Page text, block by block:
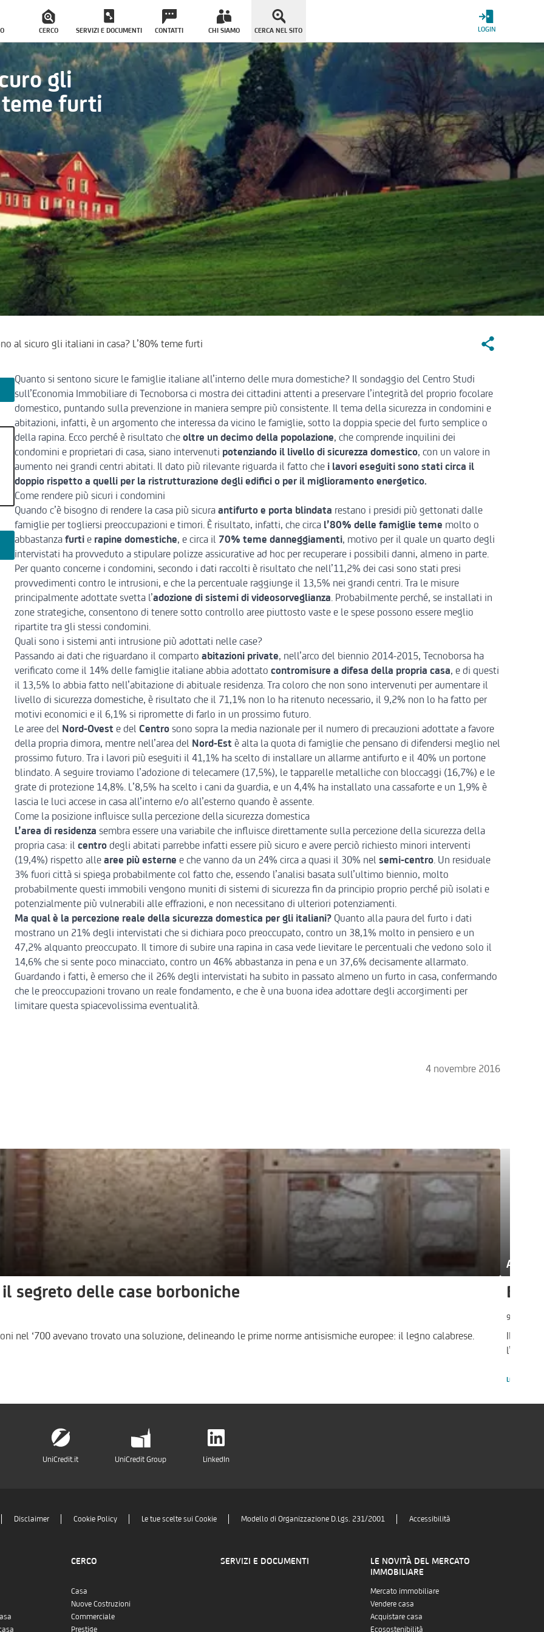
CERCO SERVIZI E DOCUMENTI CONTATTI CHI SIAMO CERCA NEL SITO LOGIN
gli
teme furti
al sicuro gli italiani in casa? L’80% teme furti Social
Quanto si sentono sicure le famiglie italiane all’interno delle mura domestiche? Il sondaggio del Centro Studi
sull’Economia Immobiliare di Tecnoborsa ci mostra dei cittadini attenti a preservare l’integrità del proprio focolare
domestico, puntando sulla prevenzione in maniera sempre più consistente. Il tema della sicurezza in condomini e
abitazioni, infatti, è un argomento che interessa da vicino le famiglie, sotto la doppia specie del furto semplice o
della rapina. Ecco perché è risultato che oltre un decimo della popolazione, che comprende inquilini dei
condomini e proprietari di casa, siano intervenuti potenziando il livello di sicurezza domestico, con un valore in
aumento nei grandi centri abitati. Il dato più rilevante riguarda il fatto che i lavori eseguiti sono stati circa il
doppio rispetto a quelli per la ristrutturazione degli edifici o per il miglioramento energetico.
Come rendere più sicuri i condomini
Quando c’è bisogno di rendere la casa più sicura antifurto e porta blindata restano i presidi più gettonati dalle
famiglie per togliersi preoccupazioni e timori. È risultato, infatti, che circa l’80% delle famiglie teme molto o
abbastanza furti e rapine domestiche, e circa il 70% teme danneggiamenti, motivo per il quale un quarto degli
intervistati ha provveduto a stipulare polizze assicurative ad hoc per recuperare i possibili danni, almeno in parte.
Per quanto concerne i condomini, secondo i dati raccolti è risultato che nell’11,2% dei casi sono stati presi
provvedimenti contro le intrusioni, e che la percentuale raggiunge il 13,5% nei grandi centri. Tra le misure
principalmente adottate svetta l’adozione di sistemi di videosorveglianza. Probabilmente perché, se installati in
zone strategiche, consentono di tenere sotto controllo aree piuttosto vaste e le spese possono essere meglio
ripartite tra gli stessi condomini.
Quali sono i sistemi anti intrusione più adottati nelle case?
Passando ai dati che riguardano il comparto abitazioni private, nell’arco del biennio 2014-2015, Tecnoborsa ha
verificato come il 14% delle famiglie italiane abbia adottato contromisure a difesa della propria casa, e di questi
il 13,5% lo abbia fatto nell’abitazione di abituale residenza. Tra coloro che non sono intervenuti per aumentare il
livello di sicurezza domestiche, è risultato che il 71,1% non lo ha ritenuto necessario, il 9,2% non lo ha fatto per
motivi economici e il 6,1% si ripromette di farlo in un prossimo futuro.
Le aree del Nord-Ovest e del Centro sono sopra la media nazionale per il numero di precauzioni adottate a favore
della propria dimora, mentre nell’area del Nord-Est è alta la quota di famiglie che pensano di difendersi meglio nel
prossimo futuro. Tra i lavori più eseguiti il 41,1% ha scelto di installare un allarme antifurto e il 40% un portone
blindato. A seguire troviamo l’adozione di telecamere (17,5%), le tapparelle metalliche con bloccaggi (16,7%) e le
grate di protezione 14,8%. L’8,5% ha scelto i cani da guardia, e un 4,4% ha installato una cassaforte e un 1,9% è
lascia le luci accese in casa all’interno e/o all’esterno quando è assente.
Come la posizione influisce sulla percezione della sicurezza domestica
L’area di residenza sembra essere una variabile che influisce direttamente sulla percezione della sicurezza della
propria casa: il centro degli abitati parrebbe infatti essere più sicuro e avere perciò richiesto minori interventi
(19,4%) rispetto alle aree più esterne e che vanno da un 24% circa a quasi il 30% nel semi-centro. Un residuale
3% fuori città si spiega probabilmente col fatto che, essendo l’analisi basata sull’ultimo biennio, molto
probabilmente questi immobili vengono muniti di sistemi di sicurezza fin da principio proprio perché più isolati e
potenzialmente più vulnerabili alle effrazioni, e non necessitano di ulteriori potenziamenti.
Ma qual è la percezione reale della sicurezza domestica per gli italiani? Quanto alla paura del furto i dati
mostrano un 21% degli intervistati che si dichiara poco preoccupato, contro un 38,1% molto in pensiero e un
47,2% alquanto preoccupato. Il timore di subire una rapina in casa vede lievitare le percentuali che vedono solo il
14,6% che si sente poco minacciato, contro un 46% abbastanza in pena e un 37,6% decisamente allarmato.
Guardando i fatti, è emerso che il 26% degli intervistati ha subito in passato almeno un furto in casa, confermando
che le preoccupazioni trovano un reale fondamento, e che è una buona idea adottare degli accorgimenti per
limitare questa spiacevolissima eventualità.
4 novembre 2016
segreto delle case borboniche
nel ‘700 avevano trovato una soluzione, delineando le prime norme antisismiche europee: il legno calabrese.
9.8.2016
Il
LEGGI
UniCredit.it UniCredit Group LinkedIn
Disclaimer Cookie Policy Le tue scelte sui Cookie Modello di Organizzazione D.Lgs. 231/2001 Accessibilità
CERCO
Casa
Nuove Costruzioni
Commerciale
Prestige
SERVIZI E DOCUMENTI
LE NOVITÀ DEL MERCATO
IMMOBILIARE
Mercato immobiliare
Vendere casa
Acquistare casa
Ecosostenibilità